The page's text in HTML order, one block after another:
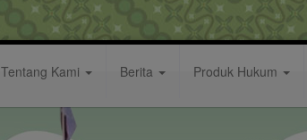
Tentang Kami Berita Produk Hukum